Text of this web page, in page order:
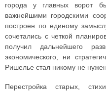
города у главных ворот
важнейшими городскими
построен по единому
сочетались с четкой
получил дальнейшего
экономического, ни
Ришелье стал никому не нужен.
Перестройка старых,